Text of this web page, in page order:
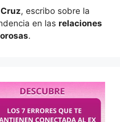
Cruz, escribo sobre la
en las relaciones
.